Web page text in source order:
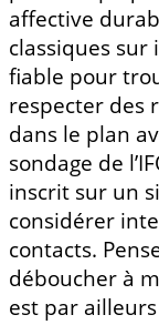
affective
classiques
fiable pour
respecter des
dans le plan
sondage de
inscrit sur un
considérer
contacts.
déboucher à
est par